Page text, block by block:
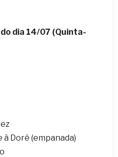
dia 14/07 (Quinta-
à Dorê (empanada)